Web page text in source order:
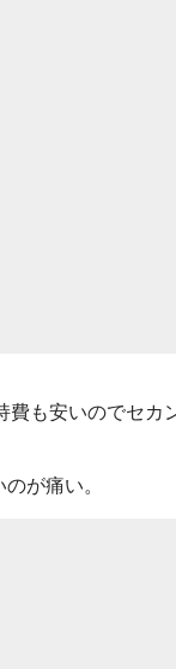
費も安いのでセカ
が痛い。